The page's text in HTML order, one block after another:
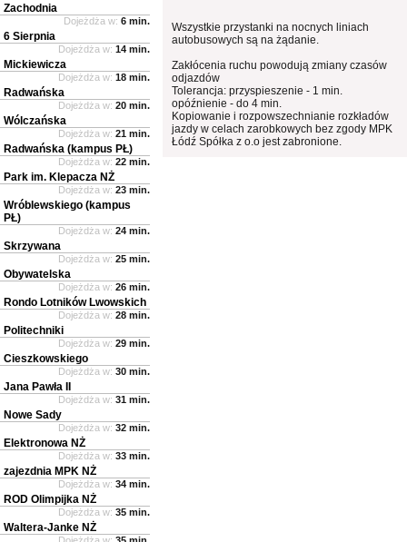
Wszystkie przystanki na nocnych liniach
autobusowych są na żądanie.
Zakłócenia ruchu powodują zmiany czasów
odjazdów
Tolerancja: przyspieszenie - 1 min.
opóźnienie - do 4 min.
Kopiowanie i rozpowszechnianie rozkładów
jazdy w celach zarobkowych bez zgody MPK
Łódź Spółka z o.o jest zabronione.
Zachodnia
Dojeżdża w: 6 min.
6 Sierpnia
Dojeżdża w: 14 min.
Mickiewicza
Dojeżdża w: 18 min.
Radwańska
Dojeżdża w: 20 min.
Wólczańska
Dojeżdża w: 21 min.
Radwańska (kampus PŁ)
Dojeżdża w: 22 min.
Park im. Klepacza NŻ
Dojeżdża w: 23 min.
Wróblewskiego (kampus
PŁ)
Dojeżdża w: 24 min.
Skrzywana
Dojeżdża w: 25 min.
Obywatelska
Dojeżdża w: 26 min.
Rondo Lotników Lwowskich
Dojeżdża w: 28 min.
Politechniki
Dojeżdża w: 29 min.
Cieszkowskiego
Dojeżdża w: 30 min.
Jana Pawła II
Dojeżdża w: 31 min.
Nowe Sady
Dojeżdża w: 32 min.
Elektronowa NŻ
Dojeżdża w: 33 min.
zajezdnia MPK NŻ
Dojeżdża w: 34 min.
ROD Olimpijka NŻ
Dojeżdża w: 35 min.
Waltera-Janke NŻ